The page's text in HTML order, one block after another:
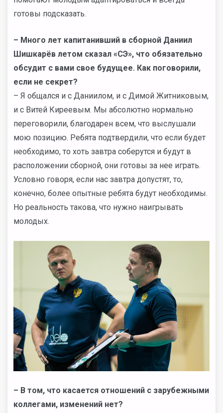
готовы подсказать.
– Много лет капитанивший в сборной Даниил
Шишкарёв летом сказал «СЭ», что обязательно
обсудит с вами свое будущее. Как поговорили,
если не секрет?
– Я общался и с Даниилом, и с Димой Житниковым,
и с Витей Киреевым. Мы абсолютно нормально
переговорили, благодарен всем, что выслушали
мою позицию. Ребята подтвердили, что если будет
необходимо, то хоть завтра соберутся и будут в
расположении сборной, они готовы за нее играть.
Условно говоря, если нас завтра допустят, то,
конечно, более опытные ребята будут необходимы.
Но реальность такова, что нужно наигрывать
молодых.
– В том, что касается отношений с зарубежными
коллегами, изменений нет?